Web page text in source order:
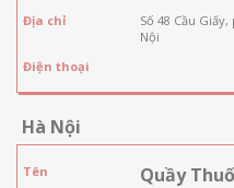
Địa chỉ
Số 48 Cầu
Nội
Điện thoại
Hà Nội
Tên Quầy